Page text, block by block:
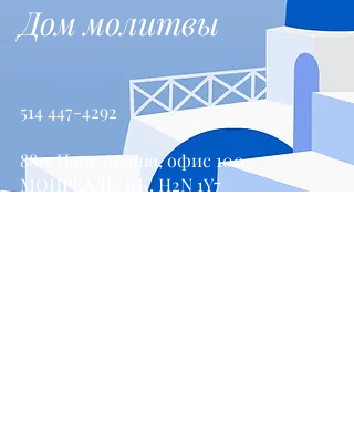
Дом молитвы
514 447-4292
8815 Парк Авеню, офис 100
МОНРЕАЛЬ, КК, H2N 1Y7